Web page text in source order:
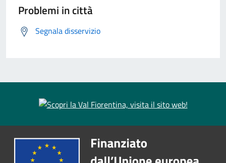
Problemi in città
Segnala disservizio